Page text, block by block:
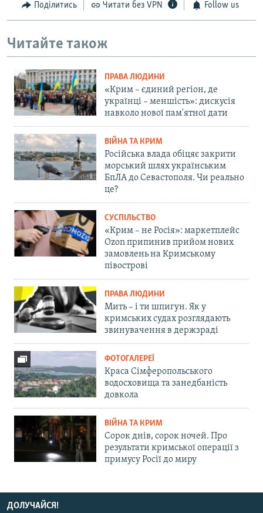
Поділитись Читати без VPN Follow us
Читайте також
ПРАВА ЛЮДИНИ
«Крим – єдиний регіон, де
українці – меншість»: дискусія
навколо нової пам'ятної дати
ВІЙНА ТА КРИМ
Російська влада обіцяє закрити
морський шлях українським
БпЛА до Севастополя. Чи реально
це?
СУСПІЛЬСТВО
«Крим – не Росія»: маркетплейс
Ozon припинив прийом нових
замовлень на Кримському
півострові
ПРАВА ЛЮДИНИ
Мить – і ти шпигун. Як у
кримських судах розглядають
звинувачення в держзраді
ФОТОГАЛЕРЕЇ
Краса Сімферопольського
водосховища та занедбаність
довкола
ВІЙНА ТА КРИМ
Сорок днів, сорок ночей. Про
результати кримської операції з
примусу Росії до миру
ДОЛУЧАЙСЯ!